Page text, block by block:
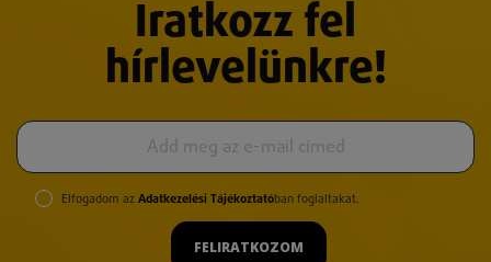
Iratkozz fel
hírlevelünkre!
Elfogadom az Adatkezelési Tájékoztatóban foglaltakat.
FELIRATKOZOM